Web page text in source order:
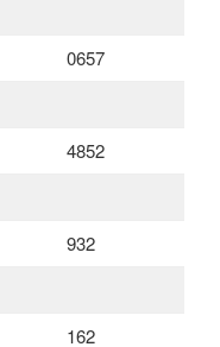
0657
4852
932
162